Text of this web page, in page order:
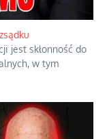
jest skłonność do
w tym